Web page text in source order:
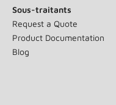
Sous-traitants
Request a Quote
Product Documentation
Blog